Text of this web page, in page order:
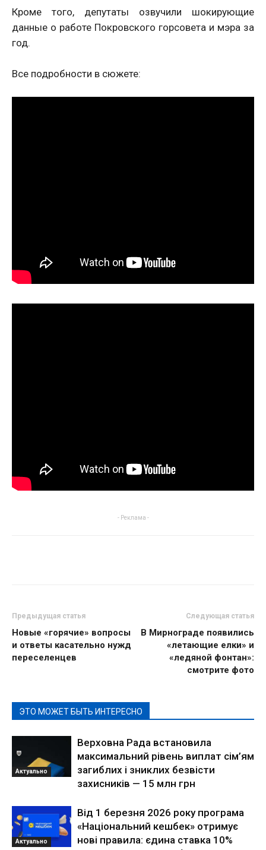
Кроме того, депутаты озвучили шокирующие
данные о работе Покровского горсовета и мэра за
год.
Все подробности в сюжете:
- Реклама -
Предыдущая статья
Новые «горячие» вопросы
и ответы касательно нужд
переселенцев
Следующая статья
В Мирнограде появились
«летающие елки» и
«ледяной фонтан»:
смотрите фото
ЭТО МОЖЕТ БЫТЬ ИНТЕРЕСНО
Актуально
Верховна Рада встановила
максимальний рівень виплат сім’ям
загиблих і зниклих безвісти
захисників — 15 млн грн
Актуально
Від 1 березня 2026 року програма
«Національний кешбек» отримує
нові правила: єдина ставка 10%